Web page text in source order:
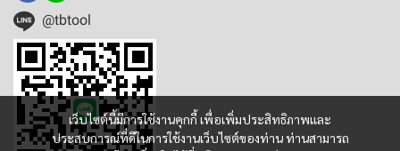
เว็บไซต์นี้มีการใช้งานคุกกี้ เพื่อเพิ่มประสิทธิภาพและ
ประสบการณ์ที่ดีในการใช้งานเว็บไซต์ของท่าน ท่านสามารถ
@tbtool